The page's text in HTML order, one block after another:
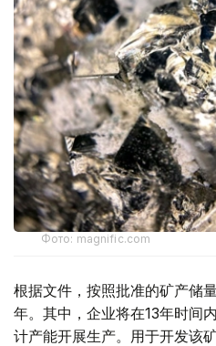
Фото: magnific.com
根据文件，按照批准的矿产储
年。其中，企业将在13年时间
计产能开展生产。用于开发该